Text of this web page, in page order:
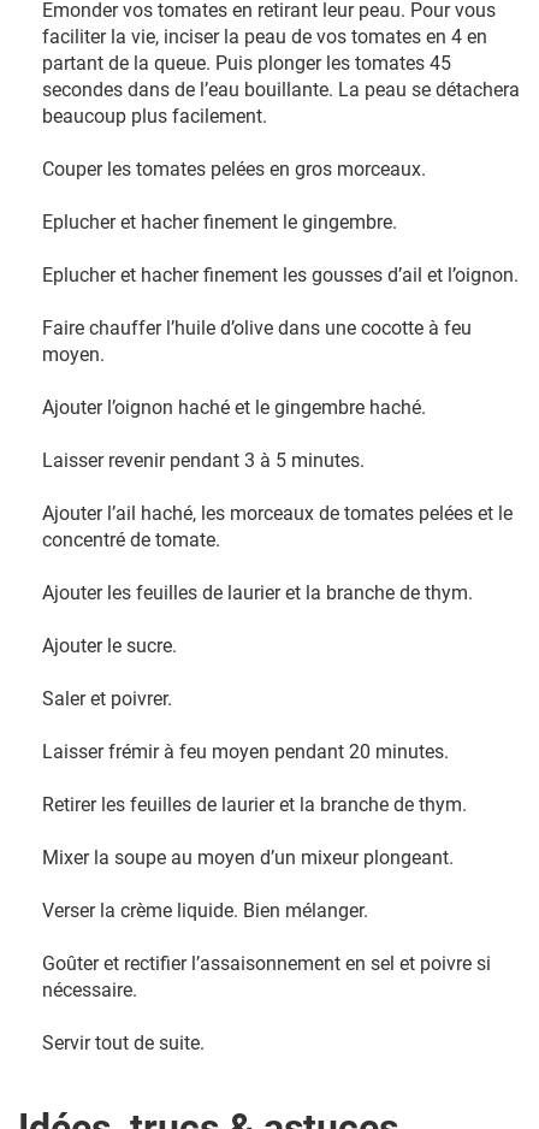
Emonder vos tomates en retirant leur peau. Pour vous
faciliter la vie, inciser la peau de vos tomates en 4 en
partant de la queue. Puis plonger les tomates 45
secondes dans de l’eau bouillante. La peau se détachera
beaucoup plus facilement.
Couper les tomates pelées en gros morceaux.
Eplucher et hacher finement le gingembre.
Eplucher et hacher finement les gousses d’ail et l’oignon.
Faire chauffer l’huile d’olive dans une cocotte à feu
moyen.
Ajouter l’oignon haché et le gingembre haché.
Laisser revenir pendant 3 à 5 minutes.
Ajouter l’ail haché, les morceaux de tomates pelées et le
concentré de tomate.
Ajouter les feuilles de laurier et la branche de thym.
Ajouter le sucre.
Saler et poivrer.
Laisser frémir à feu moyen pendant 20 minutes.
Retirer les feuilles de laurier et la branche de thym.
Mixer la soupe au moyen d’un mixeur plongeant.
Verser la crème liquide. Bien mélanger.
Goûter et rectifier l’assaisonnement en sel et poivre si
nécessaire.
Servir tout de suite.